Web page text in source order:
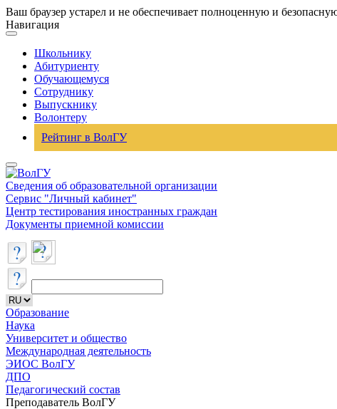
Ваш браузер устарел и не обеспечивает полноценную и
Навигация
Школьнику
Абитуриенту
Обучающемуся
Сотруднику
Выпускнику
Волонтеру
Рейтинг в ВолГУ
Сведения об образовательной организации
Сервис "Личный кабинет"
Центр тестирования иностранных граждан
Документы приемной комиссии
Образование
Наука
Университет и общество
Международная деятельность
ЭИОС ВолГУ
ДПО
Педагогический состав
Преподаватель ВолГУ